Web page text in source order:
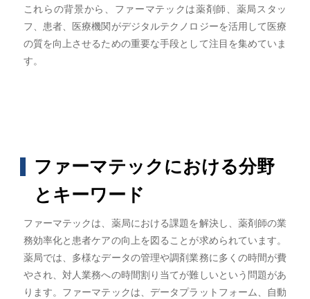
これらの背景から、ファーマテックは薬剤師、薬局スタッ
フ、患者、医療機関がデジタルテクノロジーを活用して医療
の質を向上させるための重要な手段として注目を集めていま
す。
ファーマテックにおける分野
とキーワード
ファーマテックは、薬局における課題を解決し、薬剤師の業
務効率化と患者ケアの向上を図ることが求められています。
薬局では、多様なデータの管理や調剤業務に多くの時間が費
やされ、対人業務への時間割り当てが難しいという問題があ
ります。ファーマテックは、データプラットフォーム、自動